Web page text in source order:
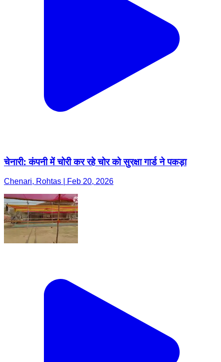
चेनारी: कंपनी में चोरी कर रहे चोर को सुरक्षा गार्ड ने पकड़ा
Chenari, Rohtas | Feb 20, 2026